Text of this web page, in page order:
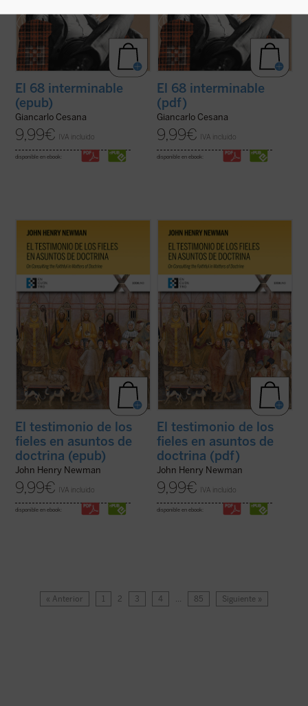
El 68 interminable
(epub)
Giancarlo Cesana
9,99€ IVA incluido
disponible en ebook:
El 68 interminable
(pdf)
Giancarlo Cesana
9,99€ IVA incluido
disponible en ebook:
El testimonio de los fieles en asuntos de
significativos de John Henry Newman en
su etapa católica. Publicado en 1859 en la
revistaThe Rambler, aborda una cuestión
decisiva en la vida de la ...(ver ficha)
El testimonio de los
fieles en asuntos de
doctrina (epub)
John Henry Newman
9,99€ IVA incluido
disponible en ebook:
El testimonio de los fieles en asuntos de
significativos de John Henry Newman en
su etapa católica. Publicado en 1859 en la
revistaThe Rambler, aborda una cuestión
decisiva en la vida de la ...(ver ficha)
El testimonio de los
fieles en asuntos de
doctrina (pdf)
John Henry Newman
9,99€ IVA incluido
disponible en ebook:
« Anterior 1 2 3 4 … 85 Siguiente »